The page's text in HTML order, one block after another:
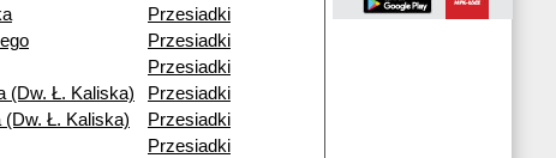
Przesiadki
Przesiadki
Przesiadki
(Dw. Ł. Kaliska)
Przesiadki
(Dw. Ł. Kaliska)
Przesiadki
Przesiadki